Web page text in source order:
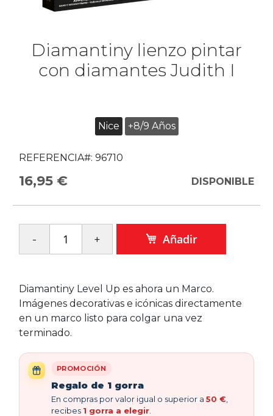
Diamantiny lienzo pintar
con diamantes Judith I
Nice +8/9 Años
REFERENCIA#: 96710
16,95 € DISPONIBLE
Añadir
Diamantiny Level Up es ahora un Marco.
Imágenes decorativas e icónicas directamente
en un marco listo para colgar una vez
terminado.
PROMOCIÓN
Regalo de 1 gorra
En compras por valor igual o superior a 50 €
recibes 1 gorra a elegir